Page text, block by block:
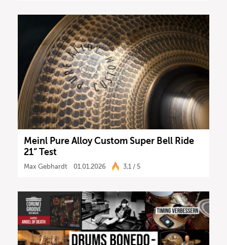
Meinl Pure Alloy Custom Super Bell Ride
21“ Test
Max Gebhardt 01.01.2026 3,1 / 5